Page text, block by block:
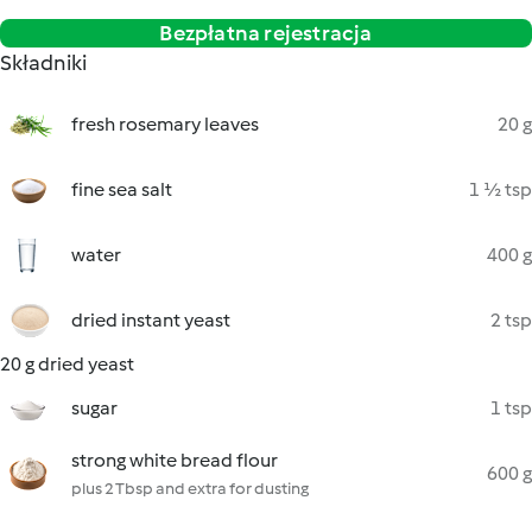
Bezpłatna rejestracja
Składniki
fresh rosemary leaves 20 g
fine sea salt 1 ½ tsp
water 400 g
dried instant yeast
2 tsp
20 g dried yeast
sugar
1 tsp
strong white bread flour
plus 2 Tbsp and extra for dusting
600 g